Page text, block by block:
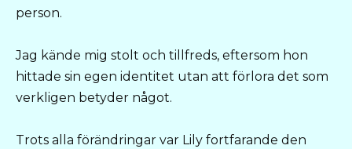
person.
Jag kände mig stolt och tillfreds, eftersom hon
hittade sin egen identitet utan att förlora det som
verkligen betyder något.
Trots alla förändringar var Lily fortfarande den